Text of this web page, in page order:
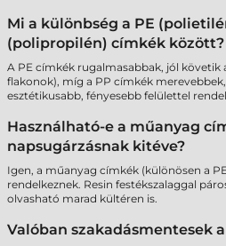
Mi a különbség a PE
(polipropilén) címkék között?
A PE címkék rugalmasabbak, jól követik
flakonok), míg a PP címkék
esztétikusabb, fényesebb felülettel
Használható-e a műanyag
napsugárzásnak kitéve?
Igen, a műanyag címkék (különösen a
rendelkeznek. Resin festékszalaggal
olvasható marad kültéren is.
Valóban szakadásmentesek